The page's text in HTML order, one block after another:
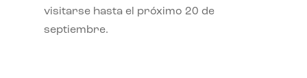
visitarse hasta el próximo 20 de
septiembre.